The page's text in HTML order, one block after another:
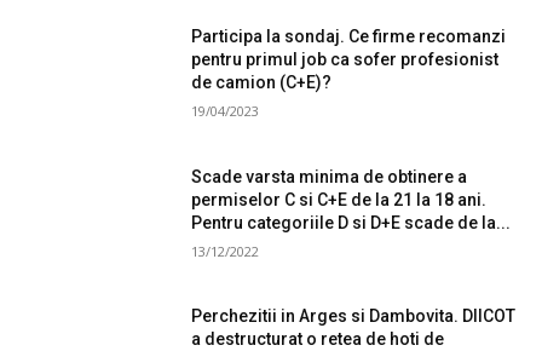
Participa la sondaj. Ce firme recomanzi
pentru primul job ca sofer profesionist
de camion (C+E)?
19/04/2023
Scade varsta minima de obtinere a
permiselor C si C+E de la 21 la 18 ani.
Pentru categoriile D si D+E scade de la...
13/12/2022
Perchezitii in Arges si Dambovita. DIICOT
a destructurat o retea de hoti de